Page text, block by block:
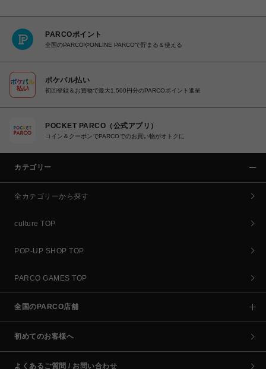
PARCOポイント
全国のPARCOやONLINE PARCOで貯まる＆使える
ポケパル払い
初回登録＆お買物で最大1,500円分のPARCOポイント進呈
POCKET PARCO（公式アプリ）
コイン＆クーポンでPARCOでのお買い物がオトクに
カテゴリー
全カテゴリーから探す
culture TOP
POP-UP SHOP TOP
PARCO GAMES TOP
全国のPARCO店舗
初めてのお客様へ
よくあるご質問 / お問い合わせ